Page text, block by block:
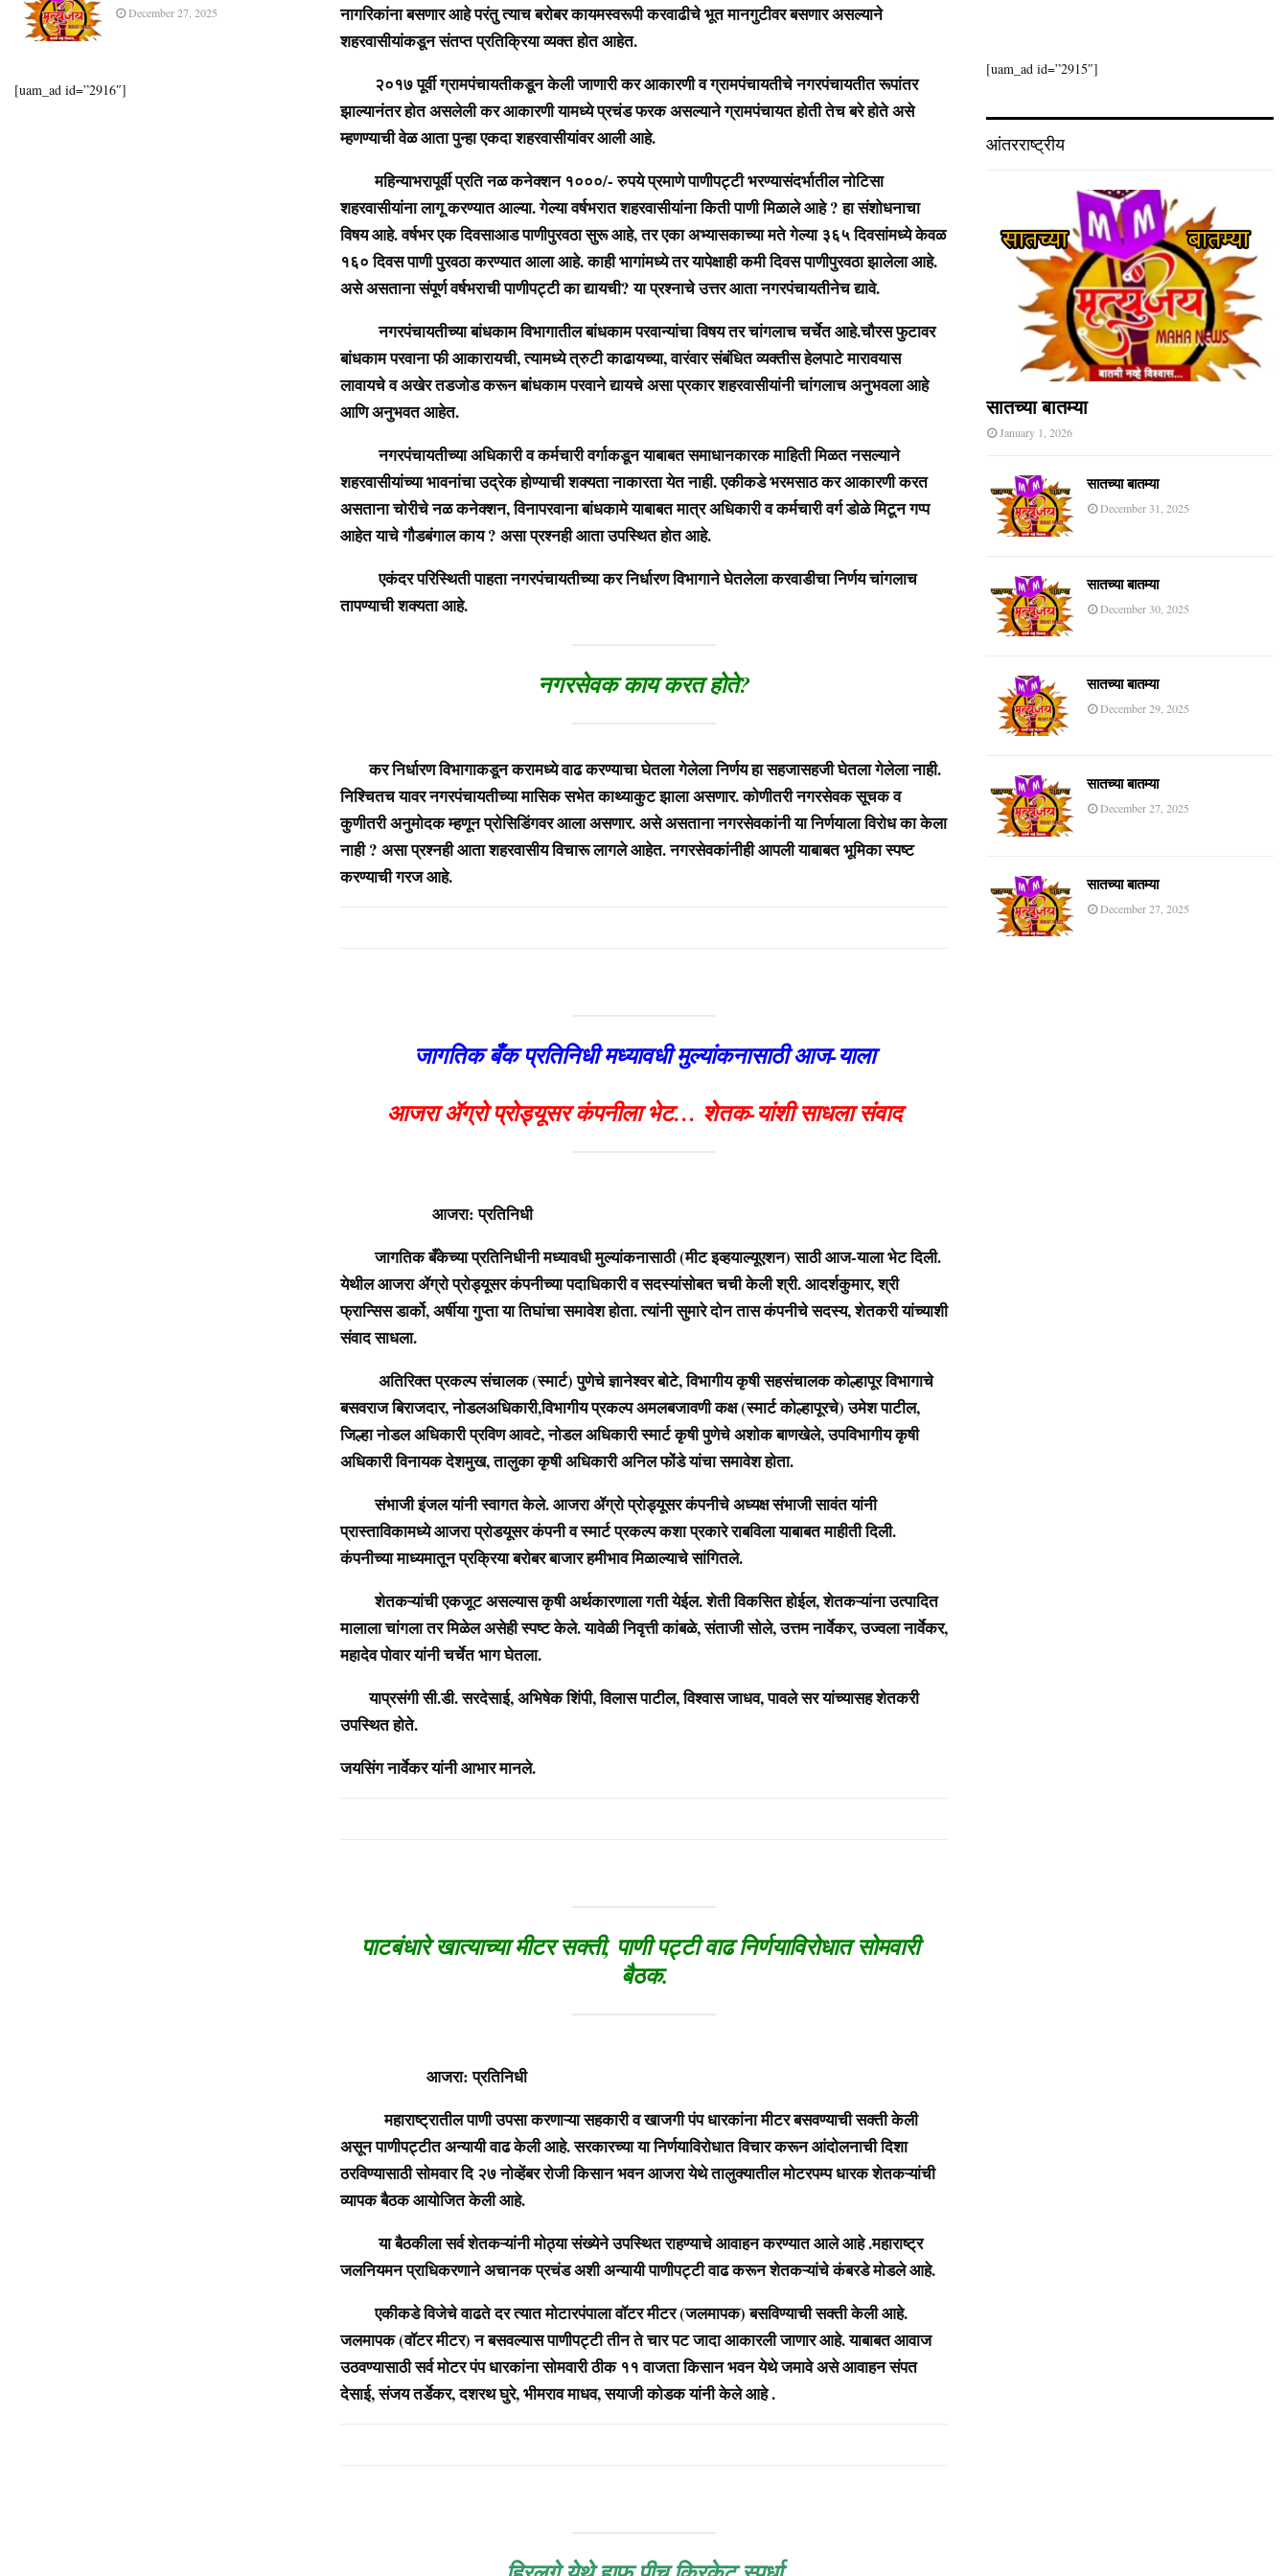
नागरिकांना बसणार आहे परंतु त्याच बरोबर कायमस्वरूपी करवाढीचे भूत मानगुटीवर बसणार असल्याने
शहरवासीयांकडून संतप्त प्रतिक्रिया व्यक्त होत आहेत.
२०१७ पूर्वी ग्रामपंचायतीकडून केली जाणारी कर आकारणी व ग्रामपंचायतीचे नगरपंचायतीत रूपांतर
झाल्यानंतर होत असलेली कर आकारणी यामध्ये प्रचंड फरक असल्याने ग्रामपंचायत होती तेच बरे होते असे
म्हणण्याची वेळ आता पुन्हा एकदा शहरवासीयांवर आली आहे.
महिन्याभरापूर्वी प्रति नळ कनेक्शन १०००/- रुपये प्रमाणे पाणीपट्टी भरण्यासंदर्भातील नोटिसा
शहरवासीयांना लागू करण्यात आल्या. गेल्या वर्षभरात शहरवासीयांना किती पाणी मिळाले आहे ? हा संशोधनाचा
विषय आहे. वर्षभर एक दिवसाआड पाणीपुरवठा सुरू आहे, तर एका अभ्यासकाच्या मते गेल्या ३६५ दिवसांमध्ये केवळ
१६० दिवस पाणी पुरवठा करण्यात आला आहे. काही भागांमध्ये तर यापेक्षाही कमी दिवस पाणीपुरवठा झालेला आहे.
असे असताना संपूर्ण वर्षभराची पाणीपट्टी का द्यायची? या प्रश्नाचे उत्तर आता नगरपंचायतीनेच द्यावे.
नगरपंचायतीच्या बांधकाम विभागातील बांधकाम परवान्यांचा विषय तर चांगलाच चर्चेत आहे.चौरस फुटावर
बांधकाम परवाना फी आकारायची, त्यामध्ये त्रुटी काढायच्या, वारंवार संबंधित व्यक्तीस हेलपाटे मारावयास
लावायचे व अखेर तडजोड करून बांधकाम परवाने द्यायचे असा प्रकार शहरवासीयांनी चांगलाच अनुभवला आहे
आणि अनुभवत आहेत.
नगरपंचायतीच्या अधिकारी व कर्मचारी वर्गाकडून याबाबत समाधानकारक माहिती मिळत नसल्याने
शहरवासीयांच्या भावनांचा उद्रेक होण्याची शक्यता नाकारता येत नाही. एकीकडे भरमसाठ कर आकारणी करत
असताना चोरीचे नळ कनेक्शन, विनापरवाना बांधकामे याबाबत मात्र अधिकारी व कर्मचारी वर्ग डोळे मिटून गप्प
आहेत याचे गौडबंगाल काय ? असा प्रश्नही आता उपस्थित होत आहे.
एकंदर परिस्थिती पाहता नगरपंचायतीच्या कर निर्धारण विभागाने घेतलेला करवाडीचा निर्णय चांगलाच
तापण्याची शक्यता आहे.
नगरसेवक काय करत होते?
कर निर्धारण विभागाकडून करामध्ये वाढ करण्याचा घेतला गेलेला निर्णय हा सहजासहजी घेतला गेलेला नाही.
निश्चितच यावर नगरपंचायतीच्या मासिक सभेत काथ्याकुट झाला असणार. कोणीतरी नगरसेवक सूचक व
कुणीतरी अनुमोदक म्हणून प्रोसिडिंगवर आला असणार. असे असताना नगरसेवकांनी या निर्णयाला विरोध का केला
नाही ? असा प्रश्नही आता शहरवासीय विचारू लागले आहेत. नगरसेवकांनीही आपली याबाबत भूमिका स्पष्ट
करण्याची गरज आहे.
जागतिक बँक प्रतिनिधी मध्यावधी मुल्यांकनासाठी आज-याला
आजरा ॲग्रो प्रोड्यूसर कंपनीला भेट… शेतक-यांशी साधला संवाद
आजरा: प्रतिनिधी
जागतिक बँकेच्या प्रतिनिधीनी मध्यावधी मुल्यांकनासाठी (मीट इव्हयाल्यूएशन) साठी आज-याला भेट दिली.
येथील आजरा ॲग्रो प्रोड्यूसर कंपनीच्या पदाधिकारी व सदस्यांसोबत चची केली श्री. आदर्शकु‌मार, श्री
फ्रान्सिस डार्को, अर्षीया गुप्ता या तिघांचा समावेश होता. त्यांनी सुमारे दोन तास कंपनीचे सदस्य, शेतकरी यांच्याशी
संवाद साधला.
अतिरिक्त प्रकल्प संचालक (स्मार्ट) पुणेचे ज्ञानेश्वर बोटे, विभागीय कृषी सहसंचालक कोल्हापूर विभागाचे
बसवराज बिराजदार, नोडलअधिकारी,विभागीय प्रकल्प अमलबजावणी कक्ष (स्मार्ट कोल्हापूरचे) उमेश पाटील,
जिल्हा नोडल अधिकारी प्रविण आवटे, नोडल अधिकारी स्मार्ट कृषी पुणेचे अशोक बाणखेले, उपविभागीय कृषी
अधिकारी विनायक देशमुख, तालुका कृषी अधिकारी अनिल फोंडे यांचा समावेश होता.
संभाजी इंजल यांनी स्वागत केले. आजरा ॲग्रो प्रोड्यूसर कंपनीचे अध्यक्ष संभाजी सावंत यांनी
प्रास्ताविकामध्ये आजरा प्रोडयूसर कंपनी व स्मार्ट प्रकल्प कशा प्रकारे राबविला याबाबत माहीती दिली.
कंपनीच्या माध्यमातून प्रक्रिया बरोबर बाजार हमीभाव मिळाल्याचे सांगितले.
शेतकऱ्यांची एकजूट असल्यास कृषी अर्थकारणाला गती येईल. शेती विकसित होईल, शेतकऱ्यांना उत्पादित
मालाला चांगला तर मिळेल असेही स्पष्ट केले. यावेळी निवृत्ती कांबळे, संताजी सोले, उत्तम नार्वेकर, उज्वला नार्वेकर,
महादेव पोवार यांनी चर्चेत भाग घेतला.
याप्रसंगी सी.डी. सरदेसाई, अभिषेक शिंपी, विलास पाटील, विश्वास जाधव, पावले सर यांच्यासह शेतकरी
उपस्थित होते.
जयसिंग नार्वेकर यांनी आभार मानले.
पाटबंधारे खात्याच्या मीटर सक्ती, पाणी पट्टी वाढ निर्णयाविरोधात सोमवारी
बैठक.
आजरा: प्रतिनिधी
महाराष्ट्रातील पाणी उपसा करणाऱ्या सहकारी व खाजगी पंप धारकांना मीटर बसवण्याची सक्ती केली
असून पाणीपट्टीत अन्यायी वाढ केली आहे. सरकारच्या या निर्णयाविरोधात विचार करून आंदोलनाची दिशा
ठरविण्यासाठी सोमवार दि २७ नोव्हेंबर रोजी किसान भवन आजरा येथे तालुक्यातील मोटरपम्प धारक शेतकऱ्यांची
व्यापक बैठक आयोजित केली आहे.
या बैठकीला सर्व शेतकऱ्यांनी मोठ्या संख्येने उपस्थित राहण्याचे आवाहन करण्यात आले आहे .महाराष्ट्र
जलनियमन प्राधिकरणाने अचानक प्रचंड अशी अन्यायी पाणीपट्टी वाढ करून शेतकऱ्यांचे कंबरडे मोडले आहे.
एकीकडे विजेचे वाढते दर त्यात मोटारपंपाला वॉटर मीटर (जलमापक) बसविण्याची सक्ती केली आहे.
जलमापक (वॉटर मीटर) न बसवल्यास पाणीपट्टी तीन ते चार पट जादा आकारली जाणार आहे. याबाबत आवाज
उठवण्यासाठी सर्व मोटर पंप धारकांना सोमवारी ठीक ११ वाजता किसान भवन येथे जमावे असे आवाहन संपत
देसाई, संजय तर्डेकर, दशरथ घुरे, भीमराव माधव, सयाजी कोडक यांनी केले आहे .
December 27, 2025
[uam_ad id=”2916″]
[uam_ad id=”2915″]
आंतरराष्ट्रीय
सातच्या बातम्या
January 1, 2026
सातच्या बातम्या
December 31, 2025
सातच्या बातम्या
December 30, 2025
सातच्या बातम्या
December 29, 2025
सातच्या बातम्या
December 27, 2025
सातच्या बातम्या
December 27, 2025